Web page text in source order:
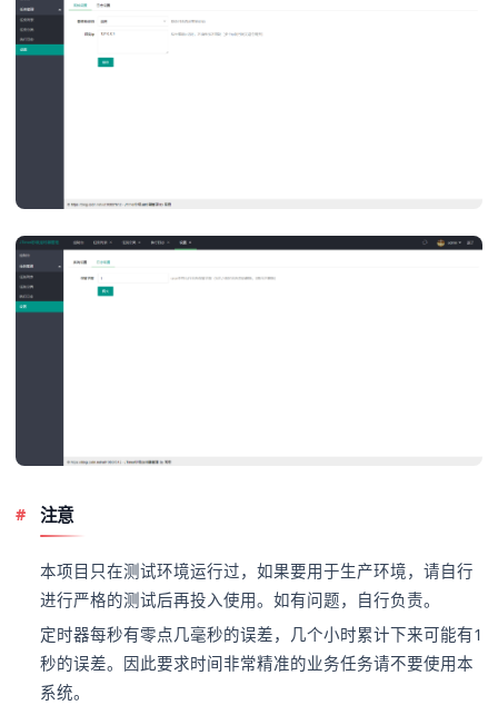
注意
本项目只在测试环境运行过，如果要用于生产环境，请自行
进行严格的测试后再投入使用。如有问题，自行负责。
定时器每秒有零点几毫秒的误差，几个小时累计下来可能有1
秒的误差。因此要求时间非常精准的业务任务请不要使用本
系统。